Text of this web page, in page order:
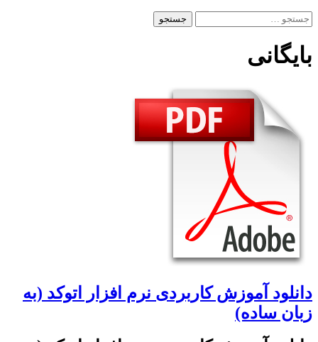
جستجو
برای:
بایگانی
دانلود آموزش کاربردی نرم افزار اتوکد (به
زبان ساده)